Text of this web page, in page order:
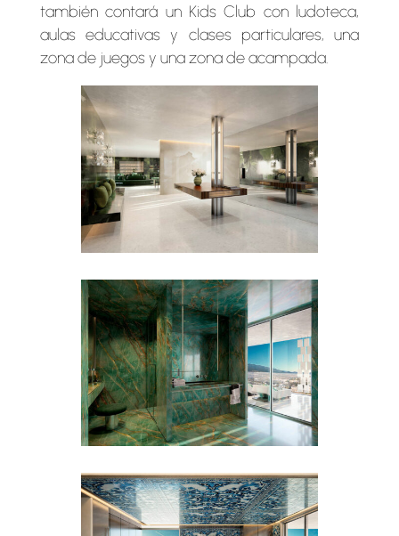
también contará un Kids Club con ludoteca,
aulas educativas y clases particulares, una
zona de juegos y una zona de acampada.